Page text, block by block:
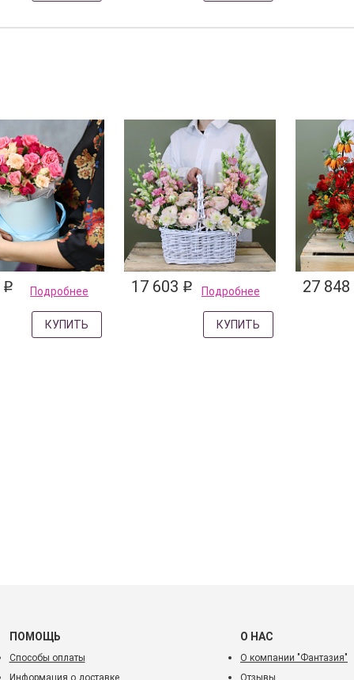
q Подробнее
КУПИТЬ
17 603 q Подробнее
КУПИТЬ
27 848
ПОМОЩЬ
Способы оплаты
Информация о доставке
О НАС
О компании "Фантазия"
Отзывы